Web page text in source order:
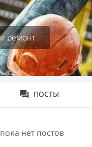
ремонт
forum ПОСТЫ
нет постов